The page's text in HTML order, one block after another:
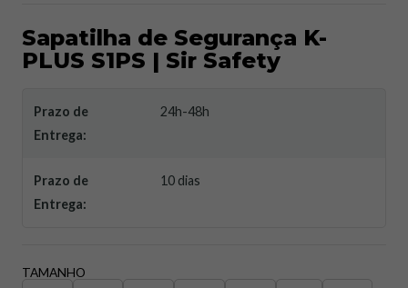
Sapatilha de Segurança K-
PLUS S1PS | Sir Safety
Prazo de
Entrega:
24h-48h
Prazo de
Entrega:
10 dias
TAMANHO